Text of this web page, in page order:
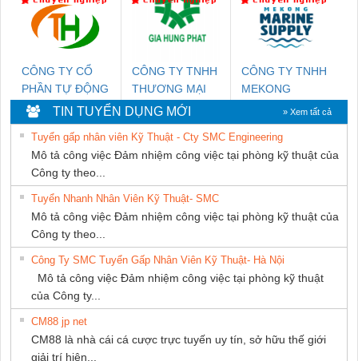
NAM
CÔNG TY CỔ
PHẦN TỰ ĐỘNG
TIẾN HƯNG
CÔNG TY TNHH
THƯƠNG MẠI
DỊCH VỤ KỸ
THUẬT ĐIỆN CƠ
GIA HƯNG
PHÁT
CÔNG TY TNHH
MEKONG
SUPPLY
TIN TUYỂN DỤNG MỚI » Xem tất cả
Tuyển gấp nhân viên Kỹ Thuật - Cty SMC Engineering
Mô tả công việc Đảm nhiệm công việc tại phòng kỹ thuật của
Công ty theo...
Tuyển Nhanh Nhân Viên Kỹ Thuật- SMC
Mô tả công việc Đảm nhiệm công việc tại phòng kỹ thuật của
Công ty theo...
Công Ty SMC Tuyển Gấp Nhân Viên Kỹ Thuật- Hà Nội
Mô tả công việc Đảm nhiệm công việc tại phòng kỹ thuật
của Công ty...
CM88 jp net
CM88 là nhà cái cá cược trực tuyến uy tín, sở hữu thế giới
giải trí hiện...